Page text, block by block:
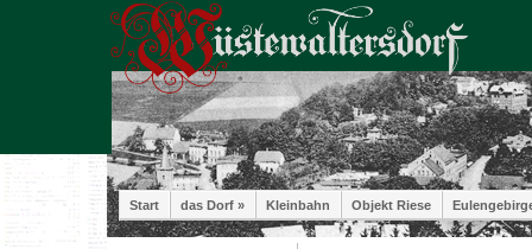
Start das Dorf » Kleinbahn Objekt Riese